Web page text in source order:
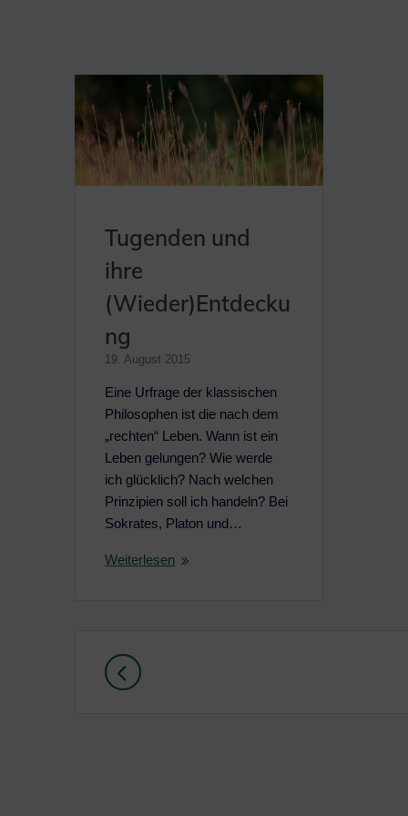
Tugenden und
ihre
(Wieder)Entdecku
ng
19. August 2015
Eine Urfrage der klassischen
Philosophen ist die nach dem
„rechten“ Leben. Wann ist ein
Leben gelungen? Wie werde
ich glücklich? Nach welchen
Prinzipien soll ich handeln? Bei
Sokrates, Platon und…
Weiterlesen
Beitragsnavigation